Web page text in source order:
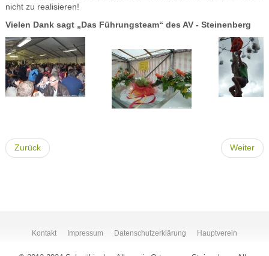
nicht zu realisieren!
Vielen Dank sagt „Das Führungsteam“ des AV - Steinenberg
Zurück Weiter
Kontakt Impressum Datenschutzerklärung Hauptverein